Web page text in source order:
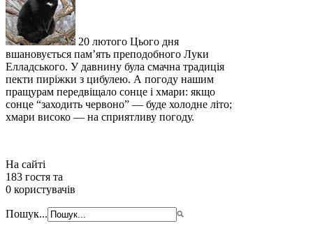
20 лютого Цього дня
вшановується пам’ять преподобного Луки
Елладського. У давнину була смачна традиція
пекти пиріжки з цибулею. А погоду нашим
пращурам передвіщало сонце і хмари: якщо
сонце “заходить червоно” — буде холодне літо;
хмари високо — на сприятливу погоду.
На сайті
183 гостя та
0 користувачів
Пошук...